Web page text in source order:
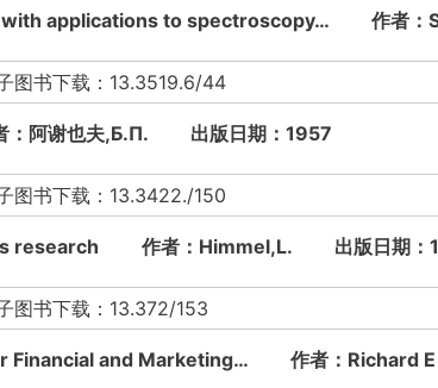
with applications to spectroscopy… 作者
书下载：13.3519.6/44
阿谢也夫,Б.П. 出版日期：1957
书下载：13.3422./150
research 作者：Himmel,L. 出版日期：
书下载：13.372/153
Financial and Marketing… 作者：Richard